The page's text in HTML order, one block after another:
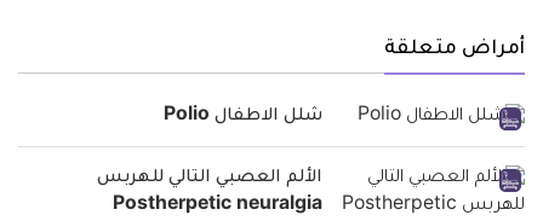
أمراض متعلقة
شلل الاطفال Polio
الألم العصبي التالي للهربس
Postherpetic neuralgia